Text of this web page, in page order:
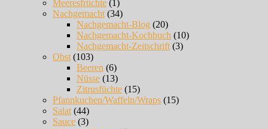
Meeresfrüchte (1)
Nachgemacht (34)
Nachgemacht-Blog (20)
Nachgemacht-Kochbuch (10)
Nachgemacht-Zeitschrift (3)
Obst (103)
Beeren (6)
Nüsse (13)
Zitrusfüchte (15)
Pfannkuchen/Waffeln/Wraps (15)
Salat (44)
Sauce (3)